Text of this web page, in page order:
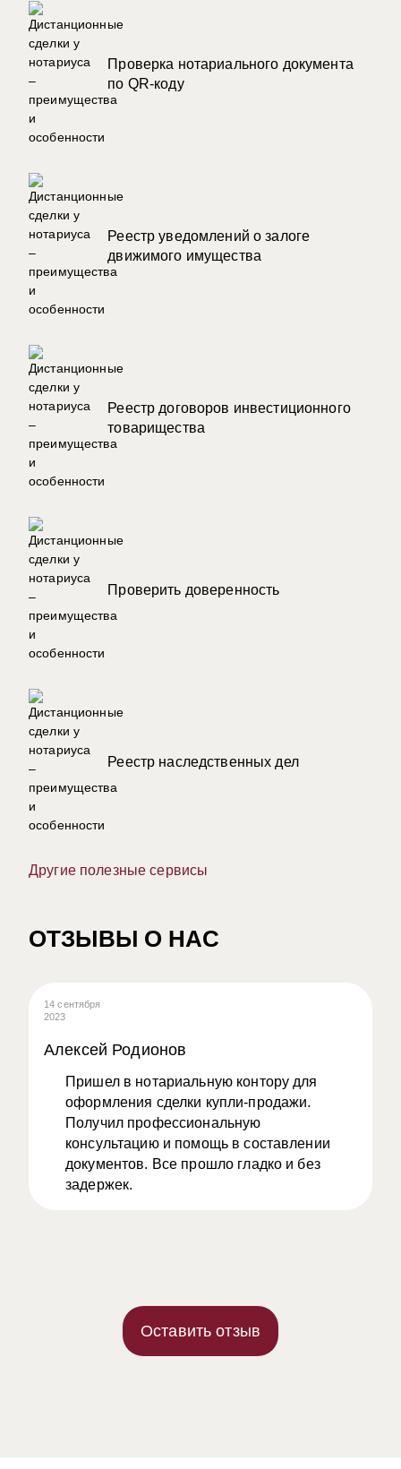
Проверка нотариального документа
по QR-коду
Реестр уведомлений о залоге
движимого имущества
Реестр договоров инвестиционного
товарищества
Проверить доверенность
Реестр наследственных дел
Другие полезные сервисы
ОТЗЫВЫ О НАС
14 сентября
2023
Алексей Родионов
Пришел в нотариальную контору для
оформления сделки купли-продажи.
Получил профессиональную
консультацию и помощь в составлении
документов. Все прошло гладко и без
задержек.
Оставить отзыв